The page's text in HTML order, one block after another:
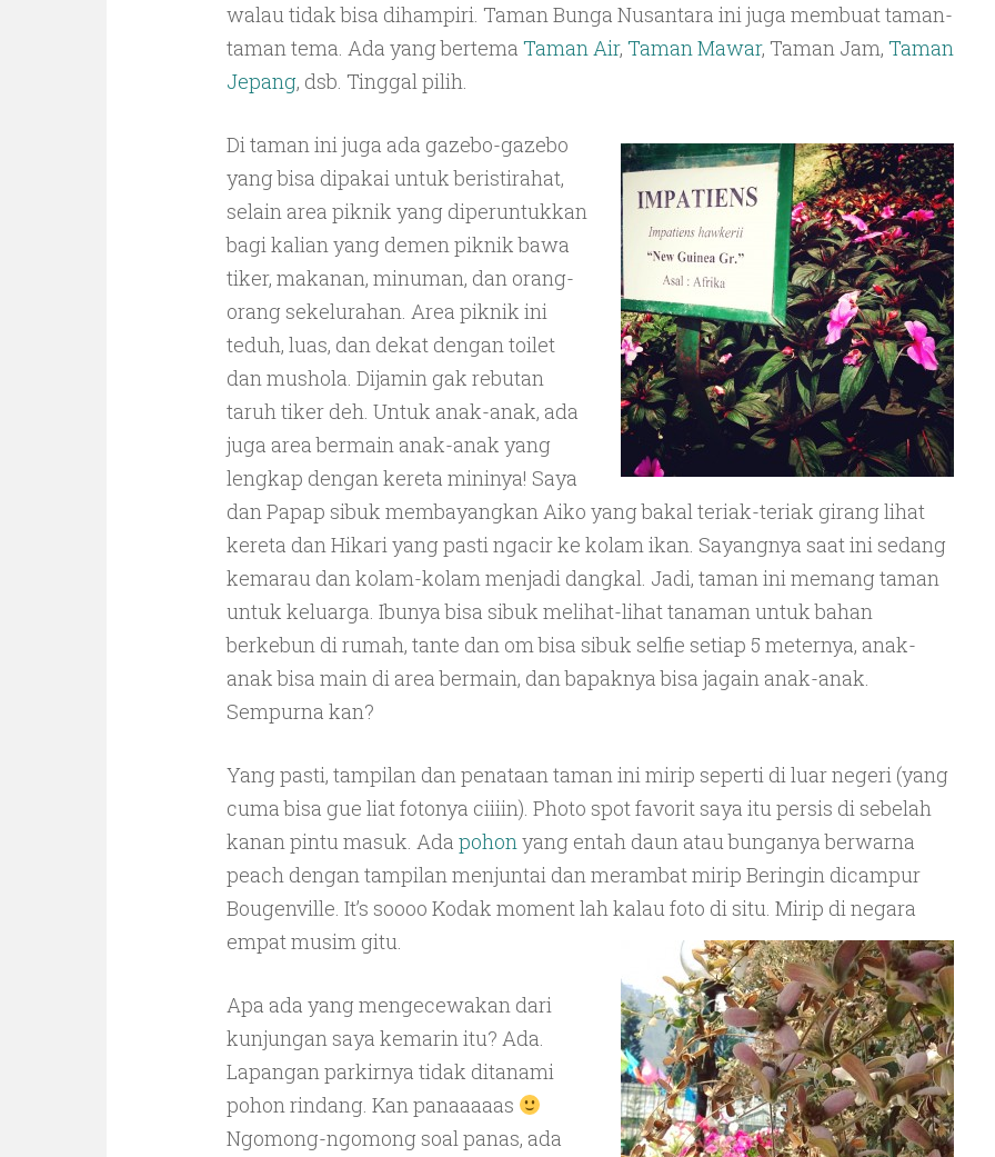
walau tidak bisa dihampiri. Taman Bunga Nusantara ini juga membuat taman-
taman tema. Ada yang bertema Taman Air, Taman Mawar, Taman Jam, Taman
Jepang, dsb. Tinggal pilih.
Di taman ini juga ada gazebo-gazebo
yang bisa dipakai untuk beristirahat,
selain area piknik yang diperuntukkan
bagi kalian yang demen piknik bawa
tiker, makanan, minuman, dan orang-
orang sekelurahan. Area piknik ini
teduh, luas, dan dekat dengan toilet
dan mushola. Dijamin gak rebutan
taruh tiker deh. Untuk anak-anak, ada
juga area bermain anak-anak yang
lengkap dengan kereta mininya! Saya
dan Papap sibuk membayangkan Aiko yang bakal teriak-teriak girang lihat
kereta dan Hikari yang pasti ngacir ke kolam ikan. Sayangnya saat ini sedang
kemarau dan kolam-kolam menjadi dangkal. Jadi, taman ini memang taman
untuk keluarga. Ibunya bisa sibuk melihat-lihat tanaman untuk bahan
berkebun di rumah, tante dan om bisa sibuk selfie setiap 5 meternya, anak-
anak bisa main di area bermain, dan bapaknya bisa jagain anak-anak.
Sempurna kan?
Yang pasti, tampilan dan penataan taman ini mirip seperti di luar negeri (yang
cuma bisa gue liat fotonya ciiiin). Photo spot favorit saya itu persis di sebelah
kanan pintu masuk. Ada pohonyang entah daun atau bunganya berwarna
peach dengan tampilan menjuntai dan merambat mirip Beringin dicampur
Bougenville. It’s soooo Kodak moment lah kalau foto di situ. Mirip di negara
empat musim gitu.
Apa ada yang mengecewakan dari
kunjungan saya kemarin itu? Ada.
Lapangan parkirnya tidak ditanami
pohon rindang. Kan panaaaaas
Ngomong-ngomong soal panas, ada